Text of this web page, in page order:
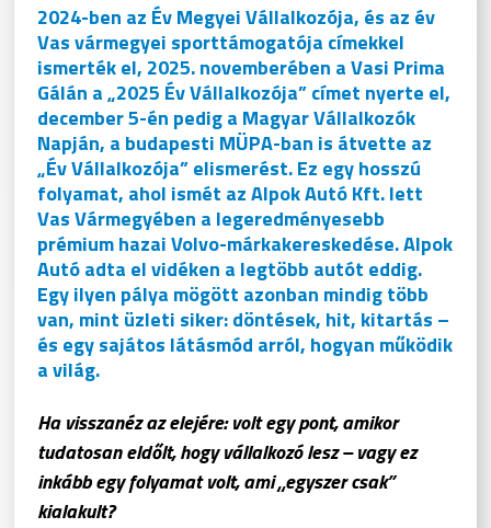
2024-ben az Év Megyei Vállalkozója, és az év
Vas vármegyei sporttámogatója címekkel
ismerték el, 2025. novemberében a Vasi Prima
Gálán a „2025 Év Vállalkozója” címet nyerte el,
december 5-én pedig a Magyar Vállalkozók
Napján, a budapesti MÜPA-ban is átvette az
„Év Vállalkozója” elismerést. Ez egy hosszú
folyamat, ahol ismét az Alpok Autó Kft. lett
Vas Vármegyében a legeredményesebb
prémium hazai Volvo-márkakereskedése. Alpok
Autó adta el vidéken a legtöbb autót eddig.
Egy ilyen pálya mögött azonban mindig több
van, mint üzleti siker: döntések, hit, kitartás –
és egy sajátos látásmód arról, hogyan működik
a világ.
Ha visszanéz az elejére: volt egy pont, amikor
tudatosan eldőlt, hogy vállalkozó lesz – vagy ez
inkább egy folyamat volt, ami „egyszer csak”
kialakult?